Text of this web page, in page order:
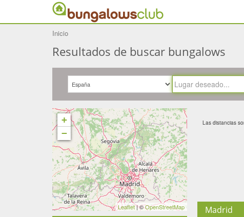
Inicio
Resultados de buscar bungalows
Las distancias
Madrid
+
−
Leaflet| ©OpenStreetMap